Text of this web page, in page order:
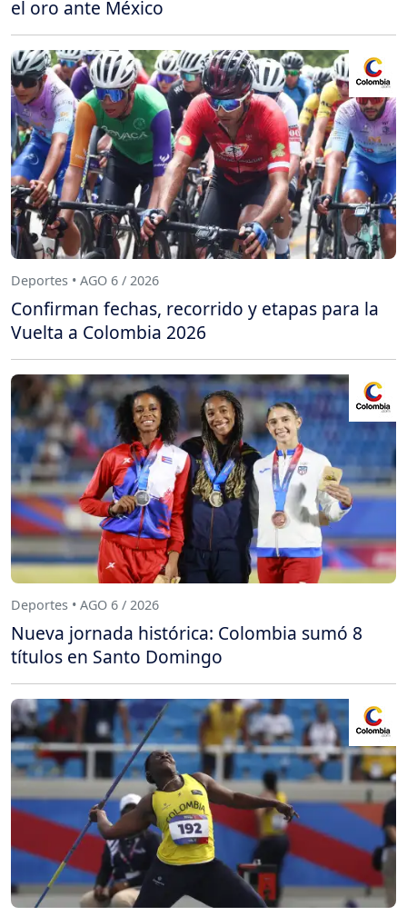
el oro ante México
Deportes • AGO 6 / 2026
Confirman fechas, recorrido y etapas para la
Vuelta a Colombia 2026
Deportes • AGO 6 / 2026
Nueva jornada histórica: Colombia sumó 8
títulos en Santo Domingo